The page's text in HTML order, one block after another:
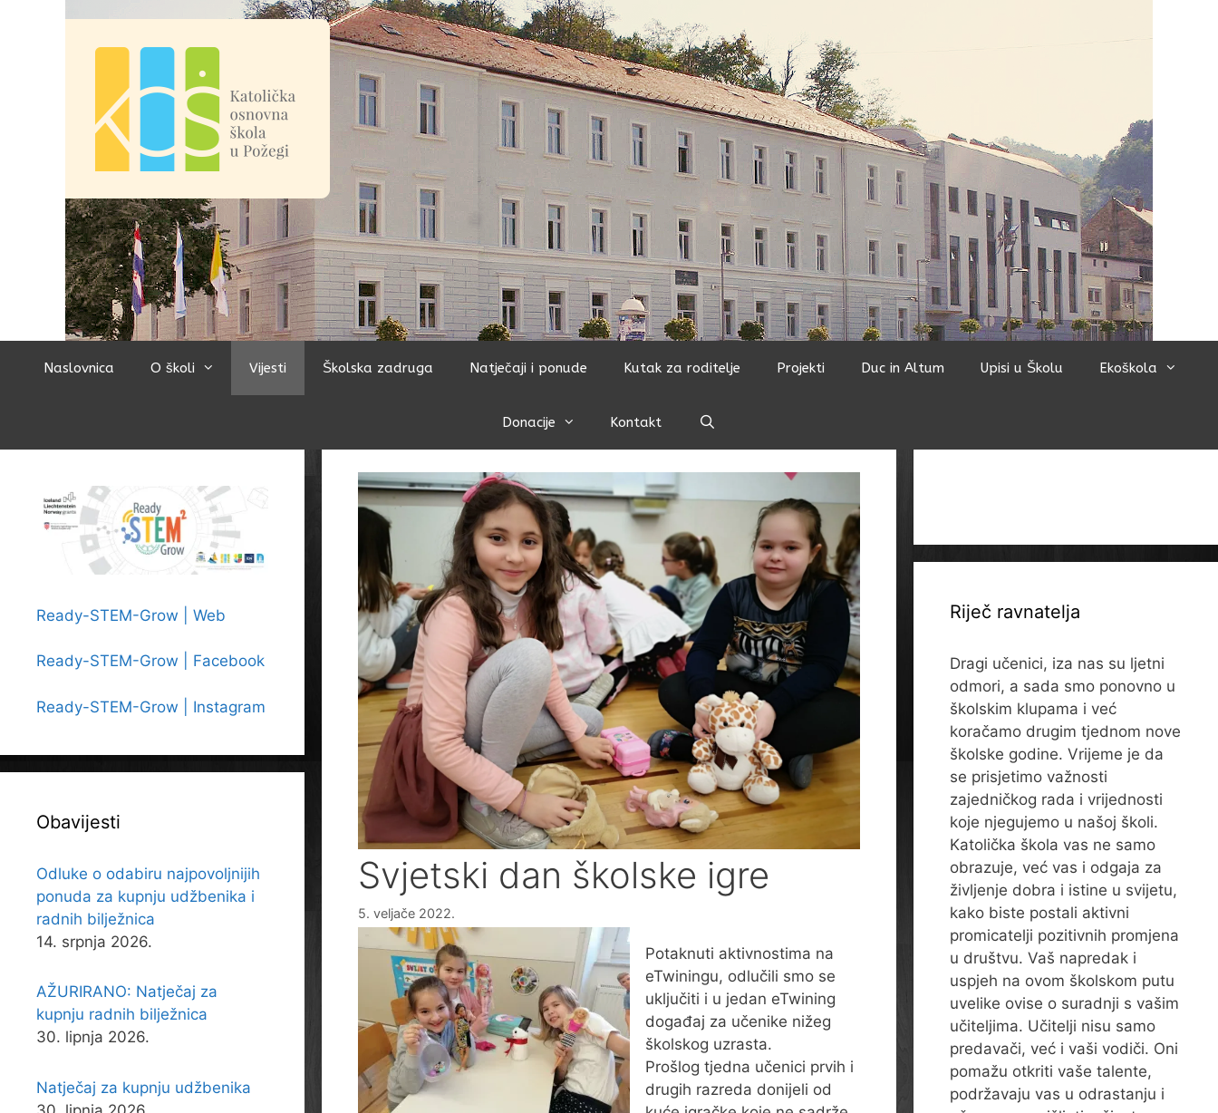
Naslovnica O školi Vijesti Školska zadruga Natječaji i ponude Kutak za roditelje Projekti Duc in Altum Upisi u Školu Ekoškola
Donacije Kontakt
Svjetski dan školske igre
5. veljače 2022.
Potaknuti aktivnostima na
eTwiningu, odlučili smo se
uključiti i u jedan eTwining
događaj za učenike nižeg
školskog uzrasta.
Prošlog tjedna učenici prvih i
drugih razreda donijeli od
Ready-STEM-Grow | Web
Ready-STEM-Grow | Facebook
Ready-STEM-Grow | Instagram
Obavijesti
Odluke o odabiru najpovoljnijih
ponuda za kupnju udžbenika i
radnih bilježnica
14. srpnja 2026.
AŽURIRANO: Natječaj za
kupnju radnih bilježnica
30. lipnja 2026.
Natječaj za kupnju udžbenika
Riječ ravnatelja
Dragi učenici, iza nas su ljetni
odmori, a sada smo ponovno u
školskim klupama i već
koračamo drugim tjednom nove
školske godine. Vrijeme je da
se prisjetimo važnosti
zajedničkog rada i vrijednosti
koje njegujemo u našoj školi.
Katolička škola vas ne samo
obrazuje, već vas i odgaja za
življenje dobra i istine u svijetu,
kako biste postali aktivni
promicatelji pozitivnih promjena
u društvu. Vaš napredak i
uspjeh na ovom školskom putu
uvelike ovise o suradnji s vašim
učiteljima. Učitelji nisu samo
predavači, već i vaši vodiči. Oni
pomažu otkriti vaše talente,
podržavaju vas u odrastanju i